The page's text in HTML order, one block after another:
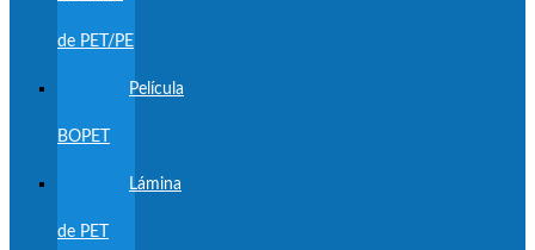
de PET/PE
Película
BOPET
Lámina
de PET